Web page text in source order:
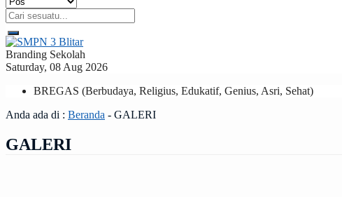
Branding Sekolah
Saturday, 08 Aug 2026
BREGAS (Berbudaya, Religius, Edukatif, Genius, Asri, Sehat)
Anda ada di : Beranda - GALERI
GALERI